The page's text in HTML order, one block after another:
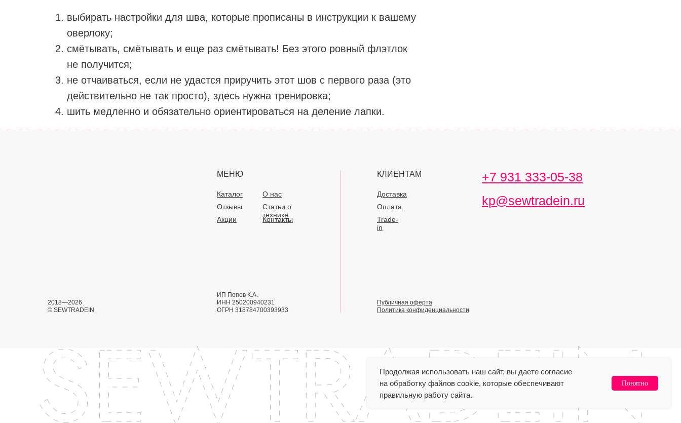
Продолжая использовать наш сайт, вы даете согласие
на обработку файлов cookie, которые обеспечивают
правильную работу сайта.
Понятно
выбирать настройки для шва, которые прописаны в инструкции к вашему
оверлоку;
смётывать, смётывать и еще раз смётывать! Без этого ровный флэтлок
не получится;
не отчаиваться, если не удастся приручить этот шов с первого раза (это
действительно не так просто), здесь нужна тренировка;
шить медленно и обязательно ориентироваться на деление лапки.
МЕНЮ КЛИЕНТАМ
Каталог О нас
Доставка
Статьи о
технике
Оплата
Отзывы
Акции
Контакты
Trade-
in
+7 931 333-05-38
kp@sewtradein.ru
ИП Попов К.А.
ИНН 250200940231
ОГРН 318784700393933
Политика конфиденциальности
Публичная оферта
2018—2026
© SEWTRADEIN